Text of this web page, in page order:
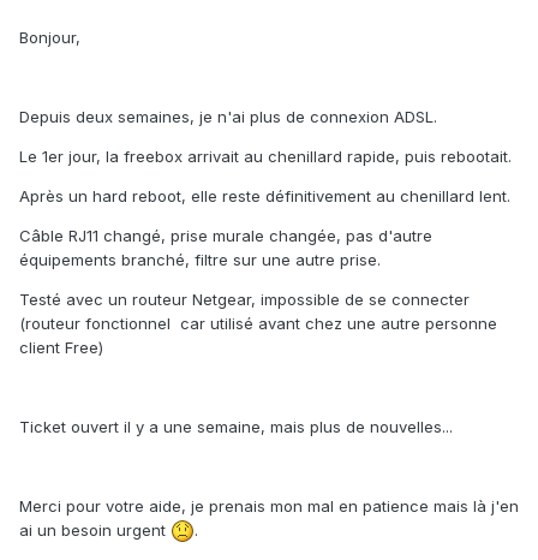
Bonjour,
Depuis deux semaines, je n'ai plus de connexion ADSL.
Le 1er jour, la freebox arrivait au chenillard rapide, puis rebootait.
Après un hard reboot, elle reste définitivement au chenillard lent.
Câble RJ11 changé, prise murale changée, pas d'autre
équipements branché, filtre sur une autre prise.
Testé avec un routeur Netgear, impossible de se connecter
(routeur fonctionnel car utilisé avant chez une autre personne
client Free)
Ticket ouvert il y a une semaine, mais plus de nouvelles...
Merci pour votre aide, je prenais mon mal en patience mais là j'en
ai un besoin urgent
.